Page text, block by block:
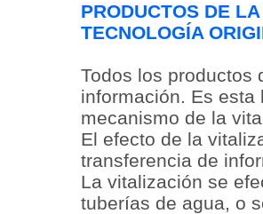
PRODUCTOS DE
TECNOLOGÍA
Todos los productos
información. Es
mecanismo de la
El efecto de la
transferencia de
La vitalización se
tuberías de agua, o